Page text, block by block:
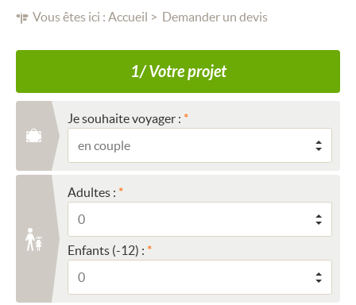
Vous êtes ici : Accueil Demander un devis
1/ Votre projet
Je souhaite voyager :
Adultes :
Enfants (-12) :